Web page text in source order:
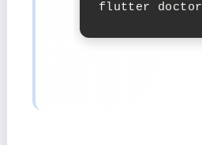
flutter doctor